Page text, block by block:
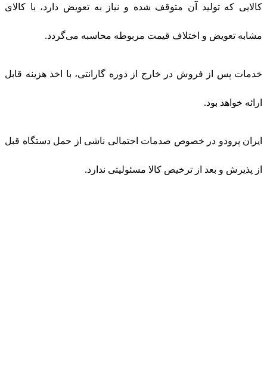
کالایی که تولید آن متوقف شده و نیاز به تعویض دارد، با کالای
مشابه تعویض و اختلاف قیمت مربوطه محاسبه می‌گردد.
خدمات پس از فروش در خارج از دوره گارانتی، با اخذ هزینه قابل
ارائه خواهد بود.
ایران پرودو در خصوص صدمات احتمالی ناشی از حمل دستگاه قبل
از پذیرش و بعد از ترخیص کالا مسئولیتی ندارد.